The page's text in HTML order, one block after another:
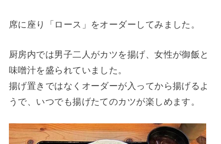
席に座り「ロース」をオーダーしてみました。
厨房内では男子二人がカツを揚げ、女性が御飯と
味噌汁を盛られていました。
揚げ置きではなくオーダーが入ってから揚げるよ
うで、いつでも揚げたてのカツが楽しめます。